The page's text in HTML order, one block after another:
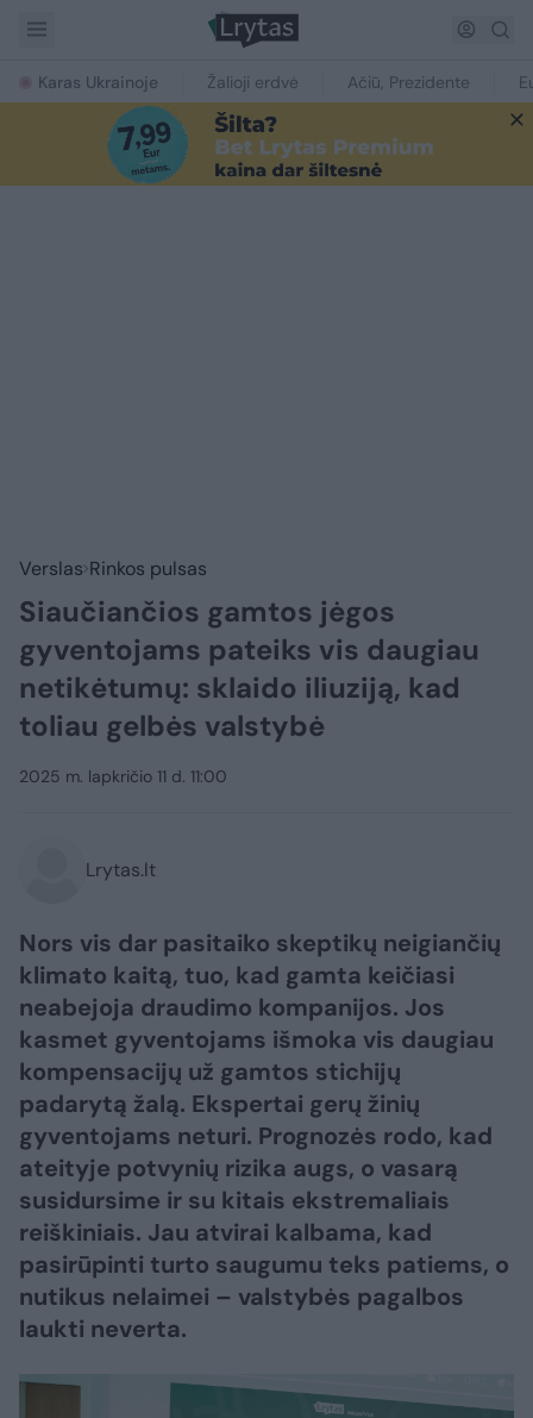
Karas Ukrainoje Žalioji erdvė Ačiū, Prezidente
Verslas Rinkos pulsas
Siaučiančios gamtos jėgos
gyventojams pateiks vis daugiau
netikėtumų: sklaido iliuziją, kad
toliau gelbės valstybė
2025 m. lapkričio 11 d. 11:00
Lrytas.lt
Nors vis dar pasitaiko skeptikų neigiančių
klimato kaitą, tuo, kad gamta keičiasi
neabejoja draudimo kompanijos. Jos
kasmet gyventojams išmoka vis daugiau
kompensacijų už gamtos stichijų
padarytą žalą. Ekspertai gerų žinių
gyventojams neturi. Prognozės rodo, kad
ateityje potvynių rizika augs, o vasarą
susidursime ir su kitais ekstremaliais
reiškiniais. Jau atvirai kalbama, kad
pasirūpinti turto saugumu teks patiems, o
nutikus nelaimei – valstybės pagalbos
laukti neverta.